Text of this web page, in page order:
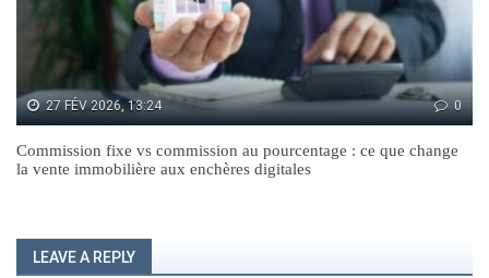
27 FÉV 2026, 13:24 0
Commission fixe vs commission au pourcentage : ce que change
la vente immobilière aux enchères digitales
LEAVE A REPLY